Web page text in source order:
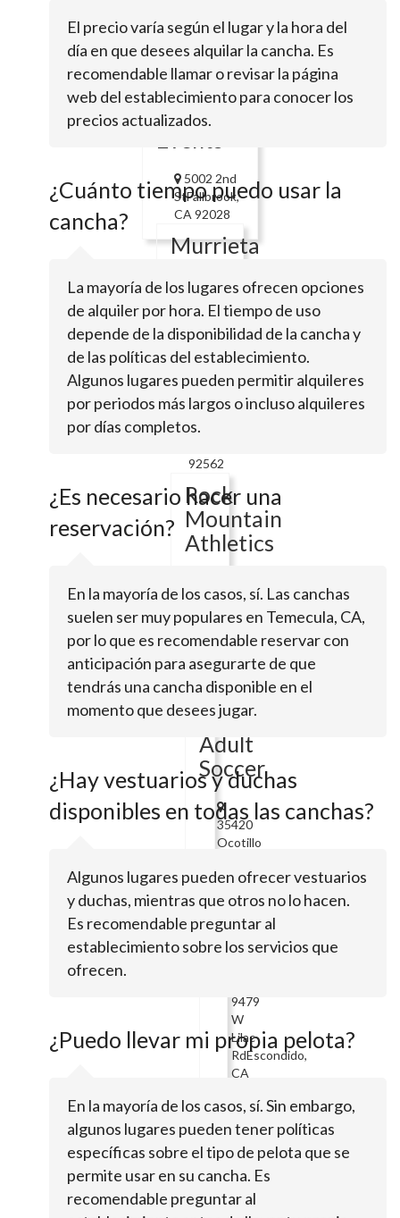
PO Box
733Murrieta, CA
92564
Stone
Garden
5002 2nd
StFallbrook,
CA 92028
Murrieta
Soccer
League
23899
Clover
CirMurrieta,
92562
Rock
Mountain
Athletics
47751
Rock
Mountain
CA
92028
Menifee
Adult
Soccer
35420
Ocotillo
Elsinore,
CA
Turfmaster
9479
W
Lilac
RdEscondido,
CA
Synthetic
Sports
Turf
Recyclers
El precio varía según el lugar y la hora del
día en que desees alquilar la cancha. Es
recomendable llamar o revisar la página
web del establecimiento para conocer los
precios actualizados.
¿Cuánto tiempo puedo usar la
cancha?
La mayoría de los lugares ofrecen opciones
de alquiler por hora. El tiempo de uso
depende de la disponibilidad de la cancha y
de las políticas del establecimiento.
Algunos lugares pueden permitir alquileres
por periodos más largos o incluso alquileres
por días completos.
¿Es necesario hacer una
reservación?
En la mayoría de los casos, sí. Las canchas
suelen ser muy populares en Temecula, CA,
por lo que es recomendable reservar con
anticipación para asegurarte de que
tendrás una cancha disponible en el
momento que desees jugar.
¿Hay vestuarios y duchas
disponibles en todas las canchas?
Algunos lugares pueden ofrecer vestuarios
y duchas, mientras que otros no lo hacen.
Es recomendable preguntar al
establecimiento sobre los servicios que
ofrecen.
¿Puedo llevar mi propia pelota?
En la mayoría de los casos, sí. Sin embargo,
algunos lugares pueden tener políticas
específicas sobre el tipo de pelota que se
permite usar en su cancha. Es
recomendable preguntar al